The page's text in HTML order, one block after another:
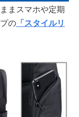
まスマホや定期
の 「スタイルリ